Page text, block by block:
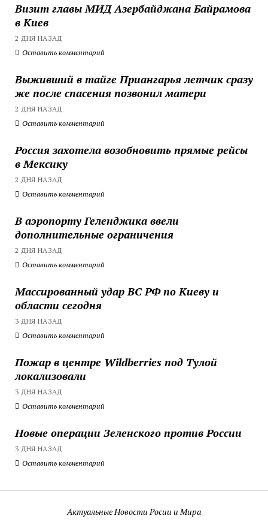
Визит главы МИД Азербайджана Байрамова
в Киев
2 ДНЯ НАЗАД
Оставить комментарий
Выживший в тайге Приангарья летчик сразу
же после спасения позвонил матери
2 ДНЯ НАЗАД
Оставить комментарий
Россия захотела возобновить прямые рейсы
в Мексику
2 ДНЯ НАЗАД
Оставить комментарий
В аэропорту Геленджика ввели
дополнительные ограничения
2 ДНЯ НАЗАД
Оставить комментарий
Массированный удар ВС РФ по Киеву и
области сегодня
3 ДНЯ НАЗАД
Оставить комментарий
Пожар в центре Wildberries под Тулой
локализовали
3 ДНЯ НАЗАД
Оставить комментарий
Новые операции Зеленского против России
3 ДНЯ НАЗАД
Оставить комментарий
Актуальные Новости Росии и Мира